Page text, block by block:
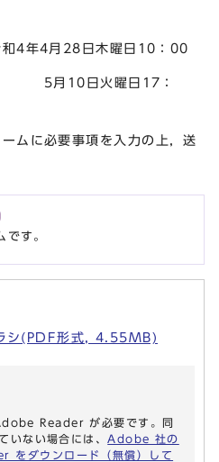
4年4月28日木曜日10：00
10日火曜日17：
ムに必要事項を入力の上，送
です。
シ(PDF形式, 4.55MB)
Reader が必要です。同
いない場合には、 Adobe 社の
をダウンロード（無償）して